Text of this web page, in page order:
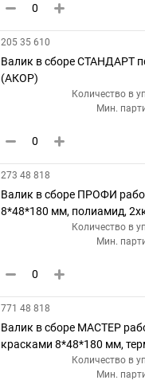
205 35 610
Валик в сборе СТАНДАРТ
(АКОР)
Количество в
Мин.
273 48 818
Валик в сборе ПРОФИ
8*48*180 мм, полиамид,
Количество в
Мин.
771 48 818
Валик в сборе МАСТЕР
красками 8*48*180 мм,
Количество в
Мин.